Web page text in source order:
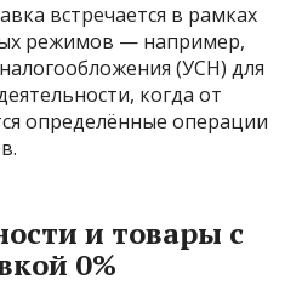
встречается в рамках
режимов — например,
(УСН) для
когда от
определённые операции
и товары с
0%